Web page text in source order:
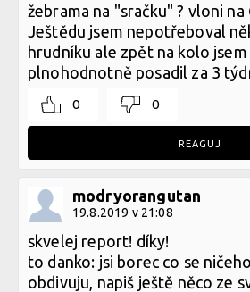
žebrama na "sračku" ? vloni na
Ještědu jsem nepotřeboval
hrudníku ale zpět na kolo jsem
plnohodnotně posadil za 3
0 0
REAGUJ
modryorangutan
19.8.2019 v 21:08
skvelej report! díky!
to danko: jsi borec co se
obdivuju, napiš ještě něco ze